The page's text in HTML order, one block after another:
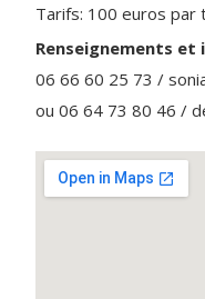
Tarifs: 100 euros par
Renseignements et
06 66 60 25 73 /
ou 06 64 73 80 46 /